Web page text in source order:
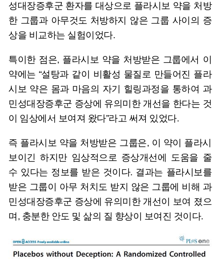
성대장증후군 환자를 대상으로 플라시보 약을 처방
한 그룹과 아무것도 처방하지 않은 그룹 사이의 증
상을 비교하는 실험이었다.
특이한 점은, 플라시보 약을 처방받은 그룹에서 이
약에는 “설탕과 같이 비활성 물질로 만들어진 플라
시보 약은 몸과 마음의 자기 힐링과정을 통하여 과
민성대장증후군 증상에 유의미한 개선을 한다는 것
이 임상에서 보여져 왔다”라고 써져 있었다.
즉 플라시보 약을 처방받은 그룹은, 이 약이 플라시
보이긴 하지만 임상적으로 증상개선에 도움을 줄
수 있다는 정보를 받은 것이다. 결과는 플라시보를
받은 그룹이 아무 처치도 받지 않은 그룹에 비해 과
민성대장증후군 증상에 유의미한 개선이 보여 졌으
며, 충분한 안도 및 삶의 질 향상이 보여진 것이다.